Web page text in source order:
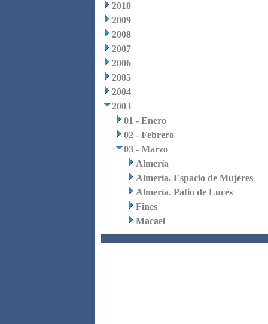
2010
2009
2008
2007
2006
2005
2004
2003
01 - Enero
02 - Febrero
03 - Marzo
Almería
Almería. Espacio de Mujeres
Almería. Patio de Luces
Fines
Macael